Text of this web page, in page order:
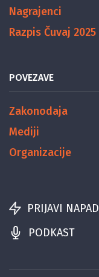
Nagrajenci
Razpis Čuvaj 2025
POVEZAVE
Zakonodaja
Mediji
Organizacije
PRIJAVI NAPAD
PODKAST